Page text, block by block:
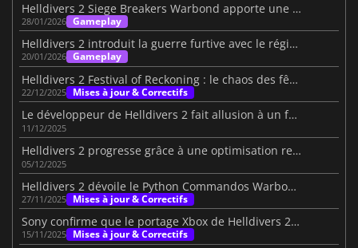
Helldivers 2 Siege Breakers Warbond apporte une puissance de feu brutale
28/01/2026 Gameplay
Helldivers 2 introduit la guerre furtive avec le régiment Redacted
20/01/2026 Gameplay
Helldivers 2 Festival of Reckoning : le chaos des fêtes de fin d'année
22/12/2025 Mises à jour & Correctifs
Le développeur de Helldivers 2 fait allusion à un futur mode roguelite
11/12/2025
Helldivers 2 progresse grâce à une optimisation remarquable
05/12/2025
Helldivers 2 dévoile le Python Commandos Warbond pour décembre 2025
27/11/2025 Mises à jour & Correctifs
Sony confirme que le portage Xbox de Helldivers 2 stimule les ventes de la PS5 et du PC
15/11/2025 Mises à jour & Correctifs